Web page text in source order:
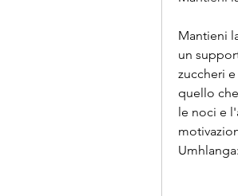
Mantieni
un
zuccheri
quello
le noci e